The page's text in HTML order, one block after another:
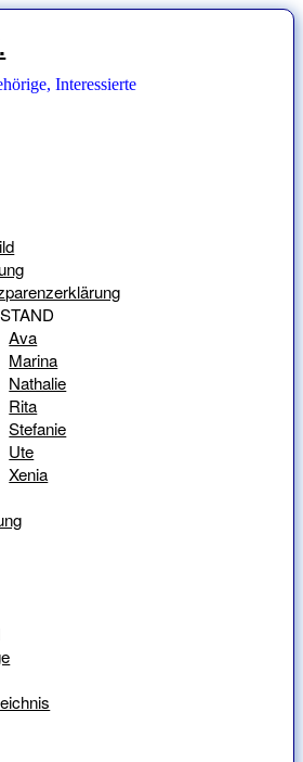
Interessierte
Ava
Marina
Nathalie
Rita
Stefanie
Ute
Xenia